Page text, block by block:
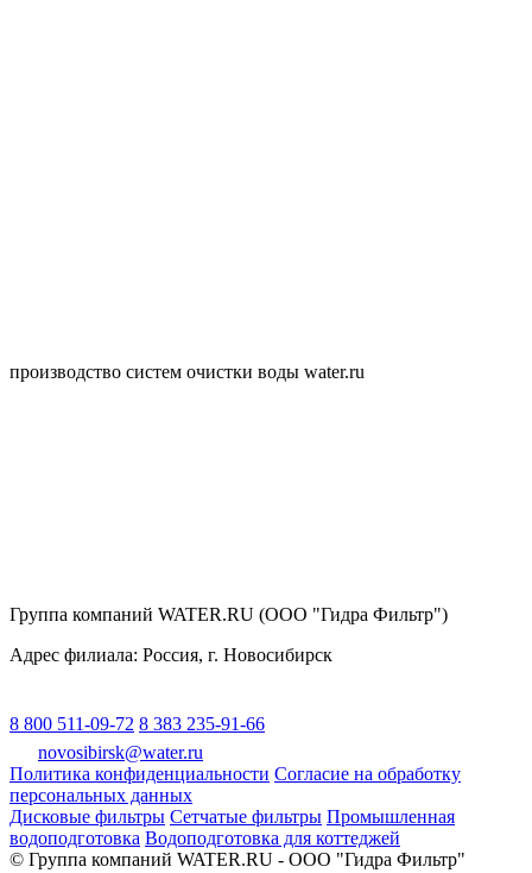
производство систем очистки воды water.ru
Группа компаний WATER.RU (ООО "Гидра Фильтр")
Адрес филиала: Россия, г. Новосибирск
8 800 511-09-72 8 383 235-91-66
novosibirsk@water.ru
Политика конфиденциальности Согласие на обработку
персональных данных
Дисковые фильтры Сетчатые фильтры Промышленная
водоподготовка Водоподготовка для коттеджей
© Группа компаний WATER.RU - ООО "Гидра Фильтр"